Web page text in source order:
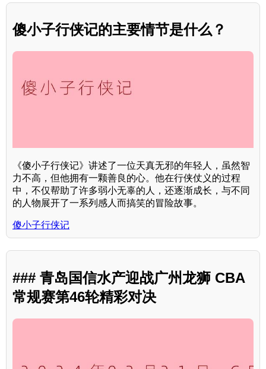
傻小子行侠记的主要情节是什么？
《傻小子行侠记》讲述了一位天真无邪的年轻人，虽然智
力不高，但他拥有一颗善良的心。他在行侠仗义的过程
中，不仅帮助了许多弱小无辜的人，还逐渐成长，与不同
的人物展开了一系列感人而搞笑的冒险故事。
傻小子行侠记
### 青岛国信水产迎战广州龙狮 CBA
常规赛第46轮精彩对决